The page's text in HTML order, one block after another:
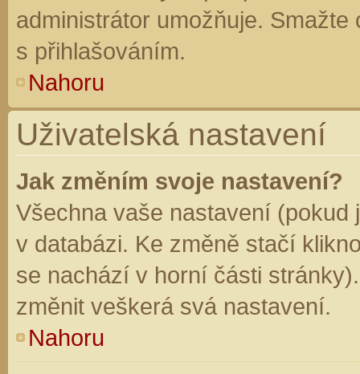
administrátor umožňuje.
s přihlašováním.
Nahoru
Uživatelská nastavení
Jak změním svoje nastavení?
Všechna vaše nastavení (pokud
v databázi. Ke změně stačí
se nachází v horní části
změnit veškerá svá nastavení.
Nahoru